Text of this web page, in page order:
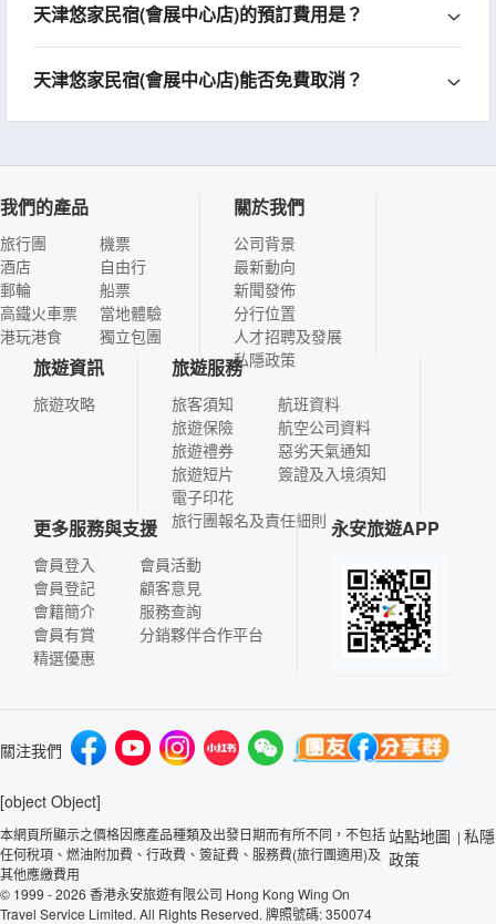
天津悠家民宿(會展中心店)的預訂費用是？
天津悠家民宿(會展中心店)能否免費取消？
我們的產品
旅行團
酒店
郵輪
高鐵火車票
港玩港食
機票
自由行
船票
當地體驗
獨立包團
關於我們
公司背景
最新動向
新聞發佈
分行位置
人才招聘及發展
私隱政策
旅遊資訊
旅遊攻略
旅遊服務
旅客須知
旅遊保險
旅遊禮券
旅遊短片
電子印花
航班資料
航空公司資料
惡劣天氣通知
簽證及入境須知
旅行團報名及責任細則
更多服務與支援
會員登入
會員登記
會籍簡介
會員有賞
精選優惠
會員活動
顧客意見
服務查詢
分銷夥伴合作平台
永安旅遊APP
關注我們
[object Object]
本網頁所顯示之價格因應產品種類及出發日期而有所不同，不包括
任何稅項、燃油附加費、行政費、簽証費、服務費(旅行團適用)及
其他應繳費用
© 1999 - 2026 香港永安旅遊有限公司 Hong Kong Wing On
Travel Service Limited. All Rights Reserved. 牌照號碼: 350074
站點地圖 | 私隱
政策